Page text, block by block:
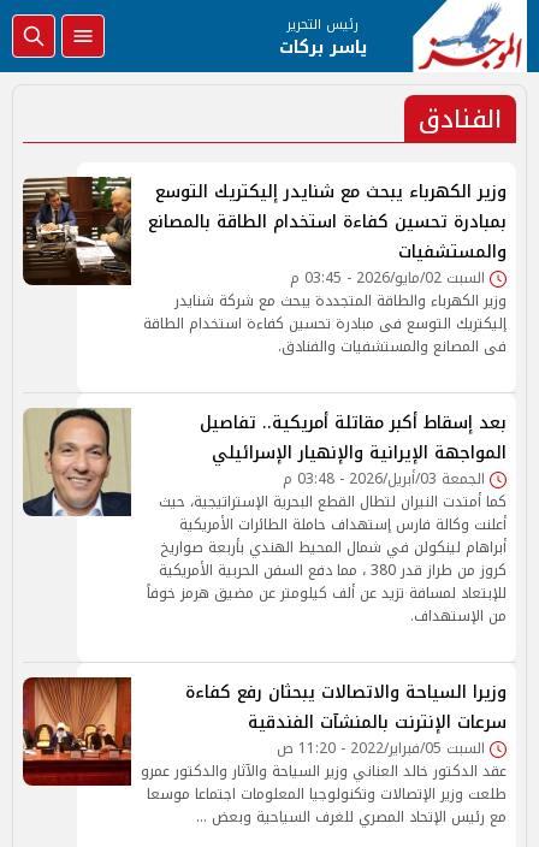
رئيس التحرير
ياسر بركات
الفنادق
وزير الكهرباء يبحث مع شنايدر إليكتريك التوسع
بمبادرة تحسين كفاءة استخدام الطاقة بالمصانع
والمستشفيات
السبت 02/مايو/2026 - 03:45 م
وزير الكهرباء والطاقة المتجددة يبحث مع شركة شنايدر
إليكتريك التوسع فى مبادرة تحسين كفاءة استخدام الطاقة
فى المصانع والمستشفيات والفنادق.
بعد إسقاط أكبر مقاتلة أمريكية.. تفاصيل
المواجهة الإيرانية والإنهيار الإسرائيلي
الجمعة 03/أبريل/2026 - 03:48 م
كما أمتدت النيران لتطال القطع البحرية الإستراتيجية، حيث
أعلنت وكالة فارس إستهداف حاملة الطائرات الأمريكية
أبراهام لينكولن في شمال المحيط الهندي بأربعة صواريخ
كروز من طراز قدر 380 ، مما دفع السفن الحربية الأمريكية
للإبتعاد لمسافة تزيد عن ألف كيلومتر عن مضيق هرمز خوفاً
من الإستهداف.
وزيرا السياحة والاتصالات يبحثان رفع كفاءة
سرعات الإنترنت بالمنشآت الفندقية
السبت 05/فبراير/2022 - 11:20 ص
عقد الدكتور خالد العناني وزير السياحة والآثار والدكتور عمرو
طلعت وزير الإتصالات وتكنولوجيا المعلومات اجتماعا موسعا
مع رئيس الإتحاد المصري للغرف السياحية وبعض …